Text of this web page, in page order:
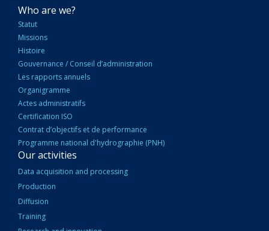
NAVIGATION
PRINCIPALE
Who are we?
Statut
Missions
Histoire
Gouvernance / Conseil d’administration
Les rapports annuels
Organigramme
Actes administratifs
Certification ISO
Contrat d’objectifs et de performance
Programme national d'hydrographie (PNH)
Our activities
Data acquisition and processing
Production
Diffusion
Training